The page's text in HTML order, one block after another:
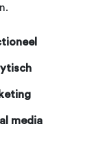
(Noord Brabant)
media